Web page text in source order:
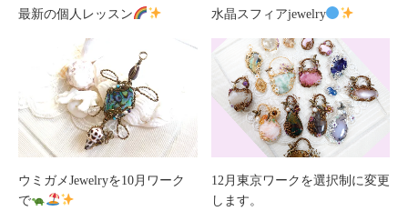
最新の個人レッスン 水晶スフィアjewelry
ウミガメJewelryを10月ワーク
で
12月東京ワークを選択制に変更
します。